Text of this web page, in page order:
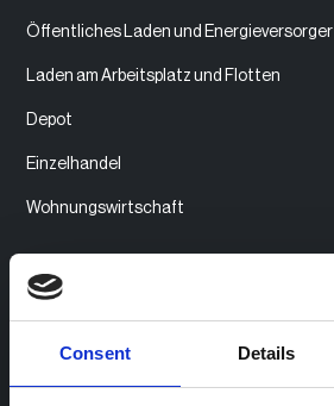
Consent Details
Öffentliches Laden und Energieversorger
Laden am Arbeitsplatz und Flotten
Depot
Einzelhandel
Wohnungswirtschaft
Produkt